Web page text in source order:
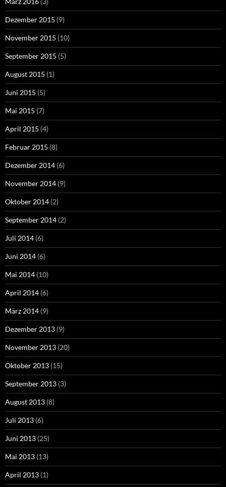
Dezember 2015 (9)
November 2015 (10)
September 2015 (5)
August 2015 (1)
Juni 2015 (5)
Mai 2015 (7)
April 2015 (4)
Februar 2015 (8)
Dezember 2014 (6)
November 2014 (9)
Oktober 2014 (2)
September 2014 (2)
Juli 2014 (6)
Juni 2014 (6)
Mai 2014 (10)
April 2014 (6)
März 2014 (9)
Dezember 2013 (9)
November 2013 (20)
Oktober 2013 (15)
September 2013 (3)
August 2013 (8)
Juli 2013 (6)
Juni 2013 (25)
Mai 2013 (13)
April 2013 (1)